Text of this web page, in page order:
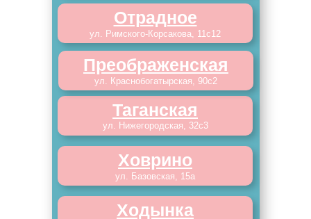
Отрадное
ул. Римского-Корсакова, 11с12
Ходынка
Ховрино
ул. Базовская, 15а
Таганская
ул. Нижегородская, 32с3
Преображенская
ул. Краснобогатырская, 90с2